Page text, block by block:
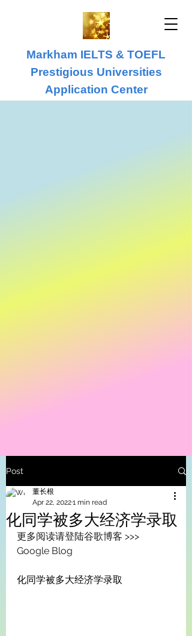
Markham IELTS & TOEFL
Prestigious Universities
Application Center
Post
化同学被多大经济学录取
董长根
Apr 22, 20221 min read
更多阅读请登陆谷歌博客 >>>
Google Blog
化同学被多大经济学录取